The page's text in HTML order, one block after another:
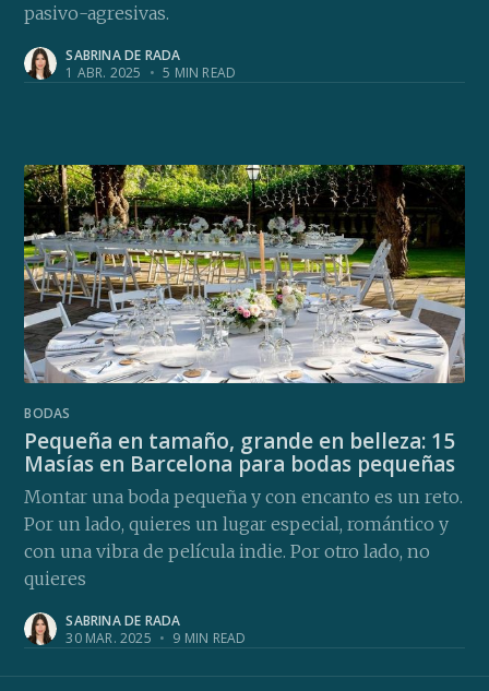
pasivo-agresivas.
SABRINA DE RADA
1 ABR. 2025 • 5 MIN READ
BODAS
Pequeña en tamaño, grande en belleza: 15
Masías en Barcelona para bodas pequeñas
Montar una boda pequeña y con encanto es un reto.
Por un lado, quieres un lugar especial, romántico y
con una vibra de película indie. Por otro lado, no
quieres
SABRINA DE RADA
30 MAR. 2025 • 9 MIN READ